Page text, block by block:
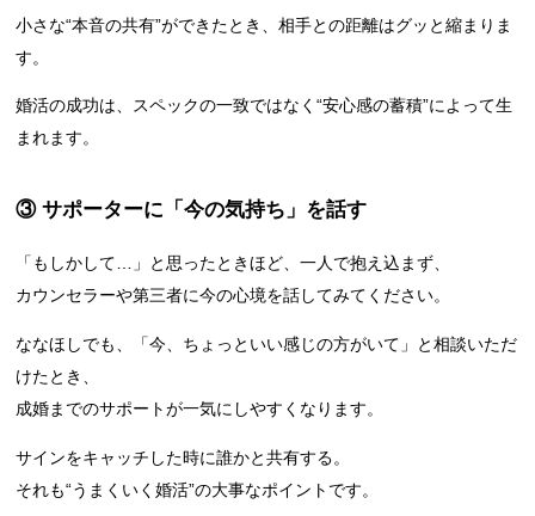
小さな“本音の共有”ができたとき、相手との距離はグッと縮まりま
す。
婚活の成功は、スペックの一致ではなく“安心感の蓄積”によって生
まれます。
③ サポーターに「今の気持ち」を話す
「もしかして…」と思ったときほど、一人で抱え込まず、
カウンセラーや第三者に今の心境を話してみてください。
ななほしでも、「今、ちょっといい感じの方がいて」と相談いただ
けたとき、
成婚までのサポートが一気にしやすくなります。
サインをキャッチした時に誰かと共有する。
それも“うまくいく婚活”の大事なポイントです。